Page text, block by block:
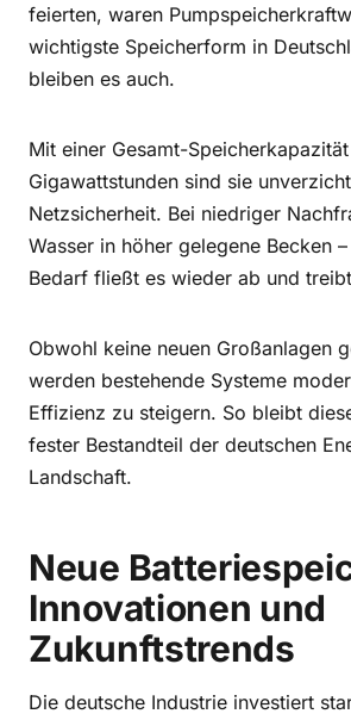
feierten, waren
wichtigste Speicherform in
bleiben es auch.
Mit einer Gesamt-
Gigawattstunden sind sie
Netzsicherheit. Bei niedriger
Wasser in höher gelegene Becken
Bedarf fließt es wieder ab und
Obwohl keine neuen Großanlagen
werden bestehende Systeme
Effizienz zu steigern. So bleibt
fester Bestandteil der deutschen
Landschaft.
Neue
Innovationen und
Zukunftstrends
Die deutsche Industrie investiert